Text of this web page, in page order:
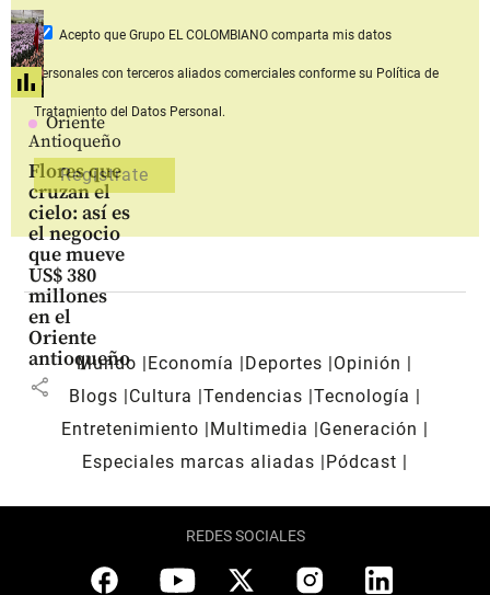
Oriente
Antioqueño
Flores que
cruzan el
cielo: así es
el negocio
que mueve
US$ 380
millones
en el
Oriente
antioqueño
share
Acepto que Grupo EL COLOMBIANOcomparta mis datos
personales con terceros aliados comerciales conforme su Política de
Tratamiento del Datos Personal.
Mundo Economía Deportes
Opinión
Blogs
Cultura Tendencias Tecnología
Entretenimiento
Multimedia
Generación
Especiales marcas aliadas
Pódcast
REDES SOCIALES